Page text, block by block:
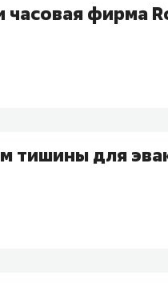
фирма
тишины для